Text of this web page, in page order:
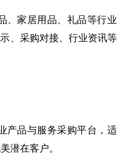
、家居用品、礼品等行业
、采购对接、行业资讯等
产品与服务采购平台，适
潜在客户。